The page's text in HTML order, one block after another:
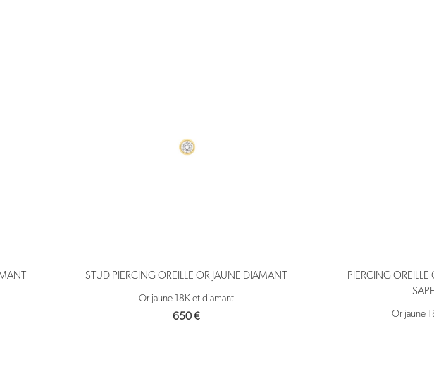
STUD PIERCING OREILLE OR JAUNE DIAMANT
Or jaune 18K et diamant
650€
PIERCING OREILLE
Or jaune